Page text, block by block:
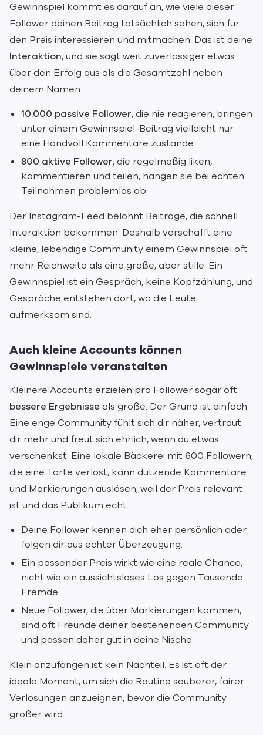
Gewinnspiel kommt es darauf an, wie viele dieser
Follower deinen Beitrag tatsächlich sehen, sich für
den Preis interessieren und mitmachen. Das ist deine
Interaktion, und sie sagt weit zuverlässiger etwas
über den Erfolg aus als die Gesamtzahl neben
deinem Namen.
10.000 passive Follower, die nie reagieren, bringen
unter einem Gewinnspiel-Beitrag vielleicht nur
eine Handvoll Kommentare zustande.
800 aktive Follower, die regelmäßig liken,
kommentieren und teilen, hängen sie bei echten
Teilnahmen problemlos ab.
Der Instagram-Feed belohnt Beiträge, die schnell
Interaktion bekommen. Deshalb verschafft eine
kleine, lebendige Community einem Gewinnspiel oft
mehr Reichweite als eine große, aber stille. Ein
Gewinnspiel ist ein Gespräch, keine Kopfzählung, und
Gespräche entstehen dort, wo die Leute
aufmerksam sind.
Auch kleine Accounts können
Gewinnspiele veranstalten
Kleinere Accounts erzielen pro Follower sogar oft
bessere Ergebnisse als große. Der Grund ist einfach:
Eine enge Community fühlt sich dir näher, vertraut
dir mehr und freut sich ehrlich, wenn du etwas
verschenkst. Eine lokale Bäckerei mit 600 Followern,
die eine Torte verlost, kann dutzende Kommentare
und Markierungen auslösen, weil der Preis relevant
ist und das Publikum echt.
Deine Follower kennen dich eher persönlich oder
folgen dir aus echter Überzeugung.
Ein passender Preis wirkt wie eine reale Chance,
nicht wie ein aussichtsloses Los gegen Tausende
Fremde.
Neue Follower, die über Markierungen kommen,
sind oft Freunde deiner bestehenden Community
und passen daher gut in deine Nische.
Klein anzufangen ist kein Nachteil. Es ist oft der
ideale Moment, um sich die Routine sauberer, fairer
Verlosungen anzueignen, bevor die Community
größer wird.